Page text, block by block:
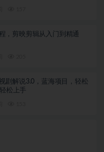
，剪映剪辑从入门到精通
剧解说3.0，蓝海项目，轻松
松上手